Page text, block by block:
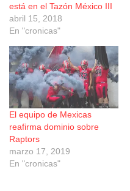
está en el Tazón México III
abril 15, 2018
En "cronicas"
El equipo de Mexicas
reafirma dominio sobre
Raptors
marzo 17, 2019
En "cronicas"